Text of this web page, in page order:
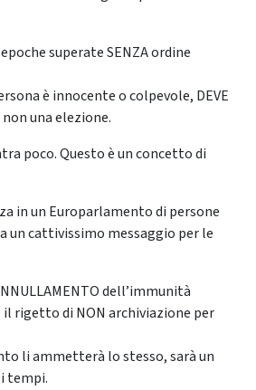
superate SENZA ordine
è innocente o colpevole, DEVE
una elezione.
poco. Questo è un concetto di
in un Europarlamento di persone
un cattivissimo messaggio per le
dell’immunità
il rigetto di NON archiviazione per
li ammetterà lo stesso, sarà un
tempi.